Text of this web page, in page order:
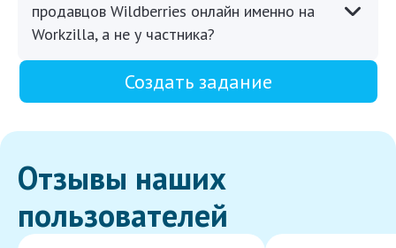
продавцов Wildberries онлайн именно на
Workzilla, а не у частника?
Создать задание
Отзывы наших
пользователей